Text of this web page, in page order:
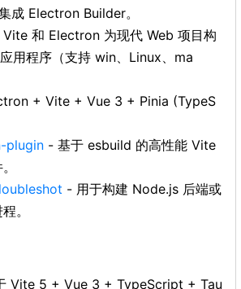
成 Electron Builder。
和 Electron 为现代 Web 项目构
用程序（支持 win、Linux、ma
+ Vite + Vue 3 + Pinia (TypeS
plugin - 基于 esbuild 的高性能 Vite
- 用于构建 Node.js 后端或
。
Vite 5 + Vue 3 + TypeScript + Tau